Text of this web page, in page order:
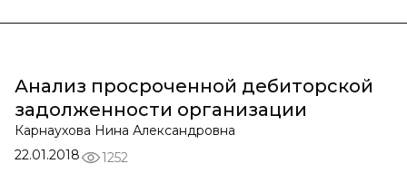
Анализ просроченной дебиторской
задолженности организации
Карнаухова Нина Александровна
22.01.2018
1252